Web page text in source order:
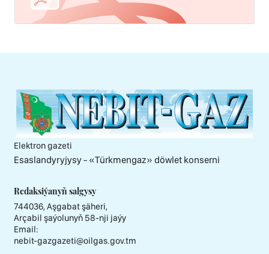
Elektron gazeti
Esaslandyryjysy - «Тürkmengaz» döwlet konserni
Redaksiýanyň salgysy
744036, Aşgabat şäheri,
Arçabil şaýolunyň 58-nji jaýy
Email:
nebit-gazgazeti@oilgas.gov.tm